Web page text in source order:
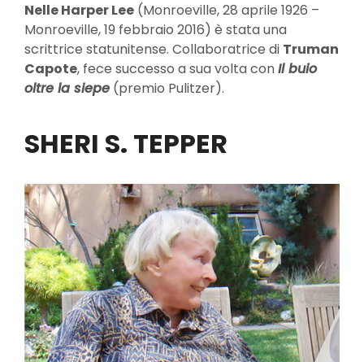
Nelle Harper Lee (Monroeville, 28 aprile 1926 –
Monroeville, 19 febbraio 2016) è stata una
scrittrice statunitense. Collaboratrice di Truman
Capote, fece successo a sua volta conIl buio
oltre la siepe (premio Pulitzer).
SHERI S. TEPPER